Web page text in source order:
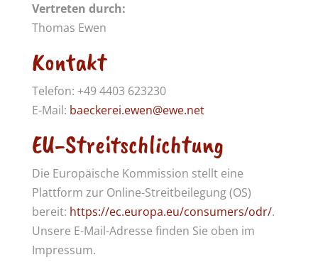
Vertreten durch:
Thomas Ewen
Kontakt
Telefon: +49 4403 623230
E-Mail: baeckerei.ewen@ewe.net
EU-Streitschlichtung
Die Europäische Kommission stellt eine
Plattform zur Online-Streitbeilegung (OS)
bereit: https://ec.europa.eu/consumers/odr/.
Unsere E-Mail-Adresse finden Sie oben im
Impressum.